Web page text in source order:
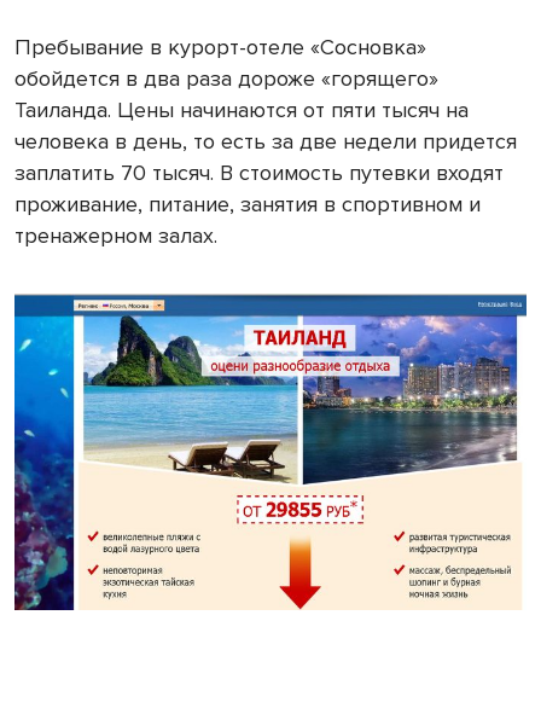
Пребывание в курорт-отеле «Сосновка»
обойдется в два раза дороже «горящего»
Таиланда. Цены начинаются от пяти тысяч на
человека в день, то есть за две недели придется
заплатить 70 тысяч. В стоимость путевки входят
проживание, питание, занятия в спортивном и
тренажерном залах.